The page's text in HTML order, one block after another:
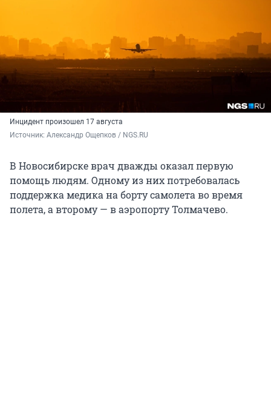
Инцидент произошел 17 августа
Источник: Александр Ощепков / NGS.RU
В Новосибирске врач дважды оказал первую
помощь людям. Одному из них потребовалась
поддержка медика на борту самолета во время
полета, а второму — в аэропорту Толмачево.